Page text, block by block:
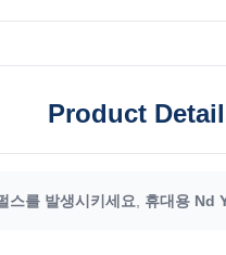
Product
스를 발생시키세요 휴대용 Nd